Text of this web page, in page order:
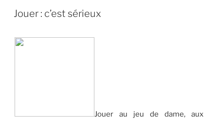
Jouer : c’est sérieux
Jouer au jeu de dame, aux